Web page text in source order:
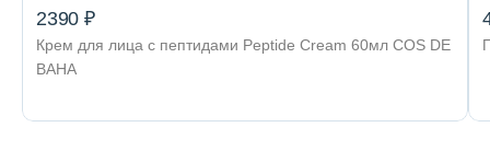
2390 ₽
Крем для лица с пептидами Peptide Cream 60мл COS DE
BAHA